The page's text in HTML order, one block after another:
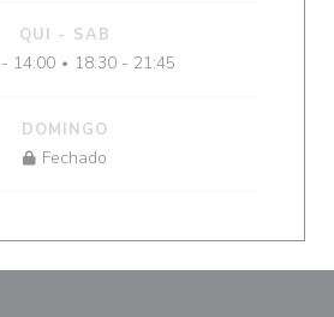
QUI - SAB
14:00 • 18:30 - 21:45
DOMINGO
Fechado